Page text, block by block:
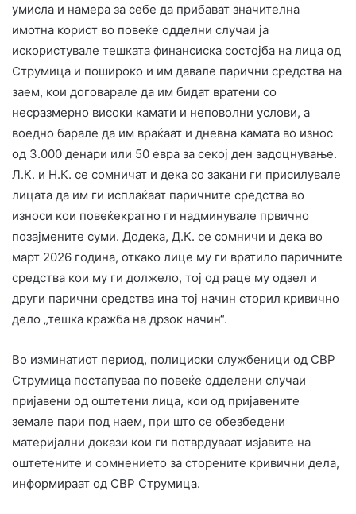
умисла и намера за себе да прибават значителна
имотна корист во повеќе одделни случаи ја
искористувале тешката финансиска состојба на лица од
Струмица и пошироко и им давале парични средства на
заем, кои договарале да им бидат вратени со
несразмерно високи камати и неповолни услови, а
воедно барале да им враќаат и дневна камата во износ
од 3.000 денари или 50 евра за секој ден задоцнување.
Л.К. и Н.К. се сомничат и дека со закани ги присилувале
лицата да им ги исплаќаат паричните средства во
износи кои повеќекратно ги надминувале првично
позајмените суми. Додека, Д.К. се сомничи и дека во
март 2026 година, откако лице му ги вратило паричните
средства кои му ги должело, тој од раце му одзел и
други парични средства ина тој начин сторил кривично
дело „тешка кражба на дрзок начин“.
Во изминатиот период, полициски службеници од СВР
Струмица постапуваа по повеќе одделени случаи
пријавени од оштетени лица, кои од пријавените
земале пари под наем, при што се обезбедени
материјални докази кои ги потврдуваат изјавите на
оштетените и сомнението за сторените кривични дела,
информираат од СВР Струмица.